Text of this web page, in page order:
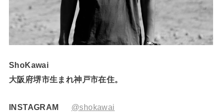
ShoKawai
大阪府堺市生まれ神戸市在住。
INSTAGRAM
@shokawai